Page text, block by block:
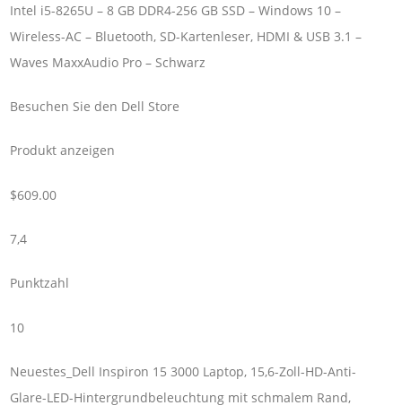
Intel i5-8265U – 8 GB DDR4-256 GB SSD – Windows 10 –
Wireless-AC – Bluetooth, SD-Kartenleser, HDMI & USB 3.1 –
Waves MaxxAudio Pro – Schwarz
Besuchen Sie den Dell Store
Produkt anzeigen
$609.00
7,4
Punktzahl
10
Neuestes_Dell Inspiron 15 3000 Laptop, 15,6-Zoll-HD-Anti-
Glare-LED-Hintergrundbeleuchtung mit schmalem Rand,